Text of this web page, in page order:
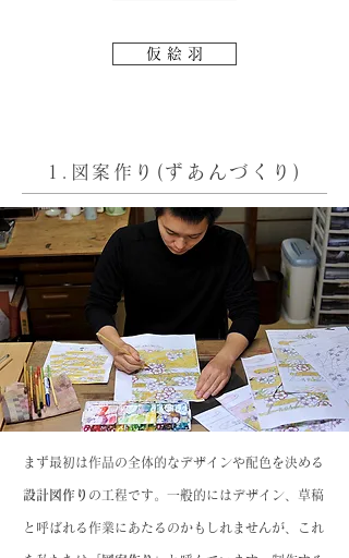
仮 絵 羽
1.図案作り(ずあんづくり)
まず最初は作品の全体的なデザインや配色を決める
設計図作り の工程です。一般的にはデザイン、草稿
と呼ばれる作業にあたるのかもしれませんが、これ